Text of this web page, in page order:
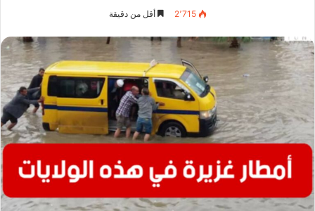
2٬715 أقل من دقيقة